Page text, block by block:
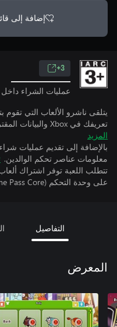
إضافة إلى
3+
عمليات الشراء داخل
يتلقى ناشرو الألعاب التي
تعريفك في Xbox والبيانات المقترنة بينما تمارس الألعاب.
المزيد
بالإضافة إلى تقديم عمليات
معلومات عناصر تحكم الوالدين.
تتطلب اللعبة توفر اشتراك
على وحدة التحكم (Game Pass Core أو Ultimate، يُباع بشكل منفصل).
التفاصيل
المعرض